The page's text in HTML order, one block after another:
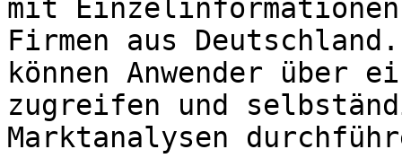
mit
Firmen aus
können Anwender über
zugreifen und
Marktanalysen